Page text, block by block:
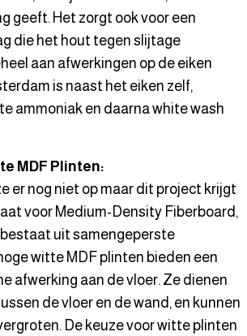
geeft. Het zorgt ook voor een
die het hout tegen slijtage
aan afwerkingen op de eiken
is naast het eiken zelf,
ammoniak en daarna white wash
MDF Plinten:
er nog niet op maar dit project krijgt
voor Medium-Density Fiberboard,
uit samengeperste
witte MDF plinten bieden een
afwerking aan de vloer. Ze dienen
de vloer en de wand, en kunnen
De keuze voor witte plinten